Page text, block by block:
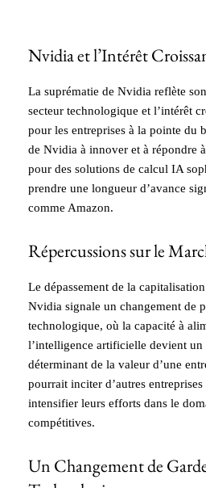
Nvidia et l’Intérêt
La suprématie de Nvidia reflète
secteur technologique et l’intérêt
pour les entreprises à la pointe du
de Nvidia à innover et à répondre
pour des solutions de calcul IA
prendre une longueur d’avance
comme Amazon.
Répercussions sur le
Le dépassement de la
Nvidia signale un changement de
technologique, où la capacité à
l’intelligence artificielle devient un
déterminant de la valeur d’une
pourrait inciter d’autres
intensifier leurs efforts dans le
compétitives.
Un Changement de